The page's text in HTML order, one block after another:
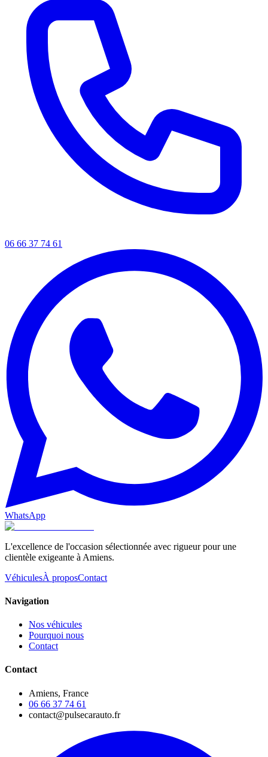
06 66 37 74 61
WhatsApp
L'excellence de l'occasion sélectionnée avec rigueur pour une
clientèle exigeante à Amiens.
VéhiculesÀ proposContact
Navigation
Nos véhicules
Pourquoi nous
Contact
Contact
Amiens, France
06 66 37 74 61
contact@pulsecarauto.fr